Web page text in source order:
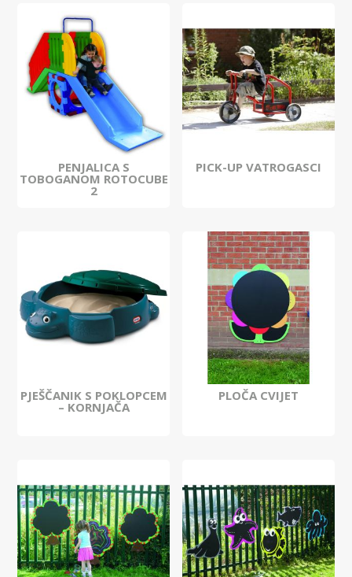
PENJALICA S
TOBOGANOM ROTOCUBE
2
PICK-UP VATROGASCI
PJEŠČANIK S POKLOPCEM
– KORNJAČA
PLOČA CVIJET